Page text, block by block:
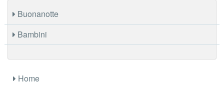
Buonanotte
Bambini
Home